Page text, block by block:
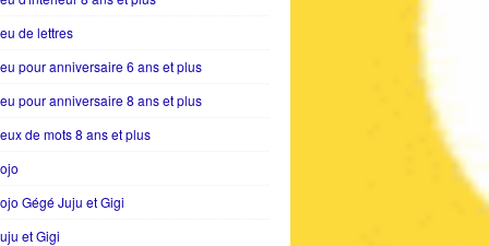
de lettres
pour anniversaire 6 ans et plus
pour anniversaire 8 ans et plus
de mots 8 ans et plus
Gégé Juju et Gigi
et Gigi